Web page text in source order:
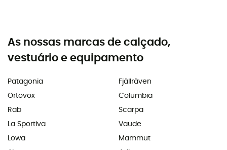
As nossas marcas de calçado,
vestuário e equipamento
Patagonia
Ortovox
Rab
La Sportiva
Lowa
Fjällräven
Columbia
Scarpa
Vaude
Mammut